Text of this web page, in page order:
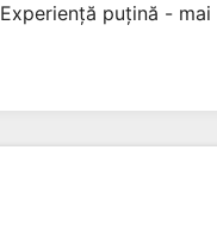
Experiență puțină -